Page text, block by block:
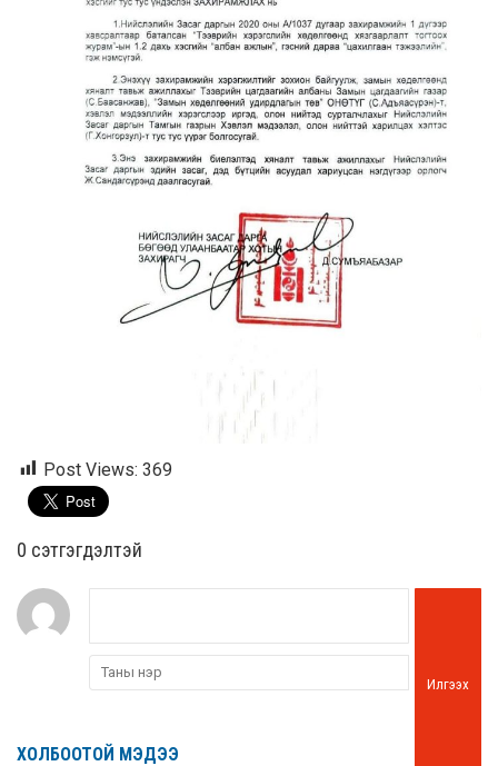
Post Views: 369
0 cэтгэгдэлтэй
Илгээх
ХОЛБООТОЙ МЭДЭЭ